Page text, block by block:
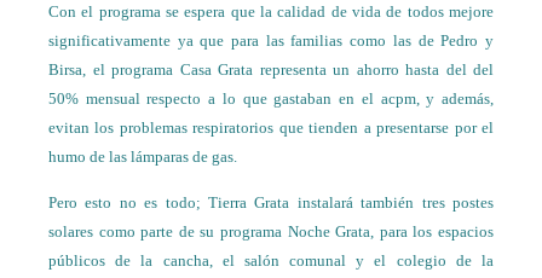
Con el programa se espera que la calidad de vida de todos mejore
significativamente ya que para las familias como las de Pedro y
Birsa, el programa Casa Grata representa un ahorro hasta del del
50% mensual respecto a lo que gastaban en el acpm, y además,
evitan los problemas respiratorios que tienden a presentarse por el
humo de las lámparas de gas.
Pero esto no es todo; Tierra Grata instalará también tres postes
solares como parte de su programa Noche Grata, para los espacios
públicos de la cancha, el salón comunal y el colegio de la